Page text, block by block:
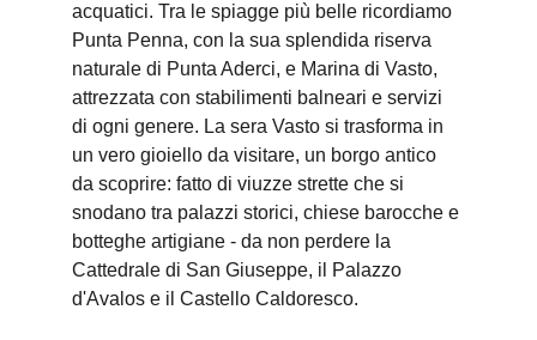
acquatici. Tra le spiagge più belle ricordiamo
Punta Penna, con la sua splendida riserva
naturale di Punta Aderci, e Marina di Vasto,
attrezzata con stabilimenti balneari e servizi
di ogni genere. La sera Vasto si trasforma in
un vero gioiello da visitare, un borgo antico
da scoprire: fatto di viuzze strette che si
snodano tra palazzi storici, chiese barocche e
botteghe artigiane - da non perdere la
Cattedrale di San Giuseppe, il Palazzo
d'Avalos e il Castello Caldoresco.